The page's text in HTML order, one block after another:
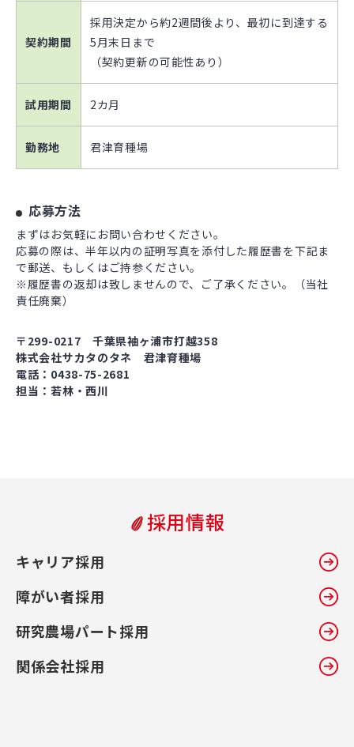
契約期間
採用決定から約2週間後より、最初に到達する
5月末日まで
（契約更新の可能性あり）
試用期間 2カ月
勤務地 君津育種場
応募方法
まずはお気軽にお問い合わせください。
応募の際は、半年以内の証明写真を添付した履歴書を下記ま
で郵送、もしくはご持参ください。
※履歴書の返却は致しませんので、ご了承ください。（当社
責任廃棄）
〒299-0217 千葉県袖ヶ浦市打越358
株式会社サカタのタネ 君津育種場
電話：0438-75-2681
担当：若林・西川
採用情報
キャリア採用
障がい者採用
研究農場パート採用
関係会社採用